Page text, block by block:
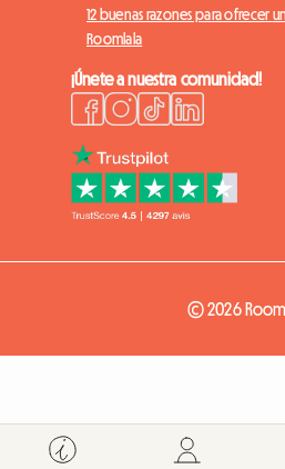
12 buenas razones para ofrecer
Roomlala
¡Únete a nuestra comunidad!
© 2026